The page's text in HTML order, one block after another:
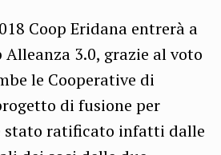
Coop Eridana entrerà a
3.0, grazie al voto
le Cooperative di
di fusione per
stato ratificato infatti dalle